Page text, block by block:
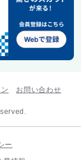
お問い合わせ
ー